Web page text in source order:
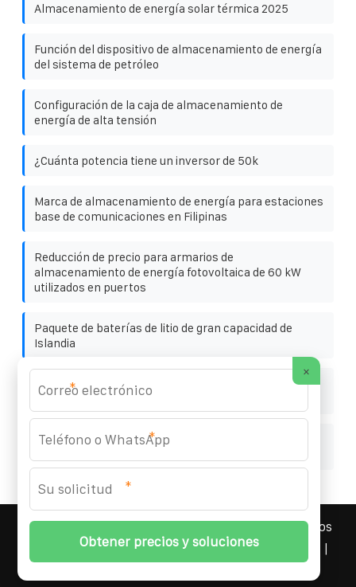
Almacenamiento de energía solar térmica 2025
Función del dispositivo de almacenamiento de energía
del sistema de petróleo
Configuración de la caja de almacenamiento de
energía de alta tensión
¿Cuánta potencia tiene un inversor de 50k
Marca de almacenamiento de energía para estaciones
base de comunicaciones en Filipinas
Reducción de precio para armarios de
almacenamiento de energía fotovoltaica de 60 kW
utilizados en puertos
Paquete de baterías de litio de gran capacidad de
Islandia
La singular industria de baterías de almacenamiento
de energía de Singapur
Fabricante de módulos solares de silicio
YOUFOTO INDUSTRIAL SOLAR
2026 Todos los
derechos reservados. | Teléfono:+34 91 527 43 18
×
*
*
*